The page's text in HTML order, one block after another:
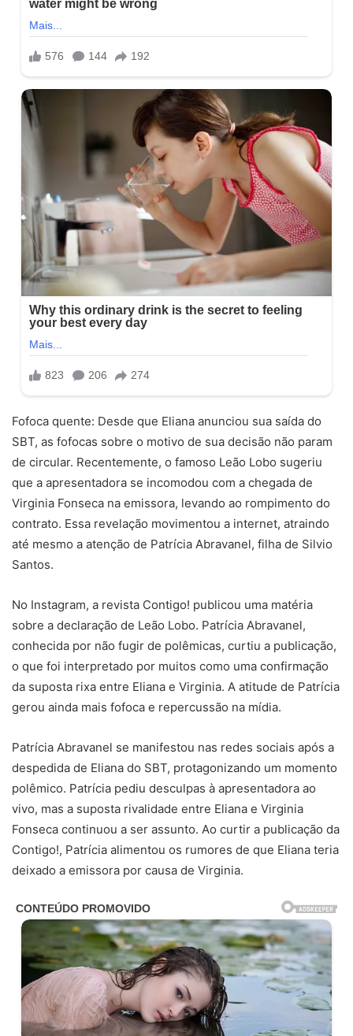
Fofoca quente: Desde que Eliana anunciou sua saída do
SBT, as fofocas sobre o motivo de sua decisão não param
de circular. Recentemente, o famoso Leão Lobo sugeriu
que a apresentadora se incomodou com a chegada de
Virginia Fonseca na emissora, levando ao rompimento do
contrato. Essa revelação movimentou a internet, atraindo
até mesmo a atenção de Patrícia Abravanel, filha de Silvio
Santos.
No Instagram, a revista Contigo! publicou uma matéria
sobre a declaração de Leão Lobo. Patrícia Abravanel,
conhecida por não fugir de polêmicas, curtiu a publicação,
o que foi interpretado por muitos como uma confirmação
da suposta rixa entre Eliana e Virginia. A atitude de Patrícia
gerou ainda mais fofoca e repercussão na mídia.
Patrícia Abravanel se manifestou nas redes sociais após a
despedida de Eliana do SBT, protagonizando um momento
polêmico. Patrícia pediu desculpas à apresentadora ao
vivo, mas a suposta rivalidade entre Eliana e Virginia
Fonseca continuou a ser assunto. Ao curtir a publicação da
Contigo!, Patrícia alimentou os rumores de que Eliana teria
deixado a emissora por causa de Virginia.